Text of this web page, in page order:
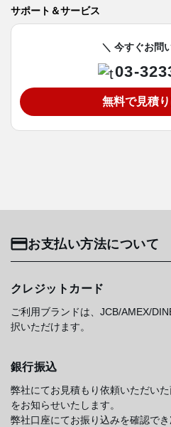
サポート＆サービス
＼ 今すぐお問
03-
無料で見積
お支払い方法について
クレジットカード
ご利用ブランドは、JCB/AMEX/
択いただけます。
銀行振込
弊社にてお見積もり依頼いただい
をお知らせいたします。
弊社口座にてお振り込みを確認でき